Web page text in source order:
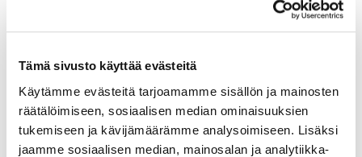
Tämä sivusto käyttää evästeitä
Käytämme evästeitä tarjoamamme sisällön ja mainosten
räätälöimiseen, sosiaalisen median ominaisuuksien
tukemiseen ja kävijämäärämme analysoimiseen. Lisäksi
jaamme sosiaalisen median, mainosalan ja analytiikka-